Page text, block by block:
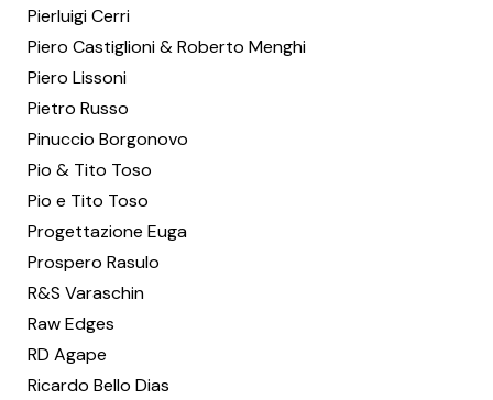
Pierluigi Cerri
Piero Castiglioni & Roberto Menghi
Piero Lissoni
Pietro Russo
Pinuccio Borgonovo
Pio & Tito Toso
Pio e Tito Toso
Progettazione Euga
Prospero Rasulo
R&S Varaschin
Raw Edges
RD Agape
Ricardo Bello Dias